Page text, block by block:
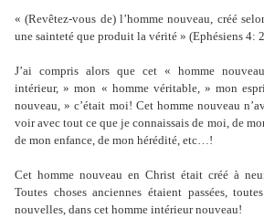
« (Revêtez-vous de) l’homme nouveau, créé
une sainteté que produit la vérité » (Ephésiens 4:
J’ai compris alors que cet « homme
intérieur, » mon « homme véritable, » mon
nouveau, » c’était moi! Cet homme nouveau
voir avec tout ce que je connaissais de moi, de
de mon enfance, de mon hérédité, etc…!
Cet homme nouveau en Christ était créé à
Toutes choses anciennes étaient passées,
nouvelles, dans cet homme intérieur nouveau!